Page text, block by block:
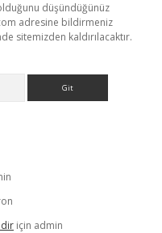
düşündüğünüz
adresine bildirmeniz
sitemizden kaldırılacaktır.
için admin